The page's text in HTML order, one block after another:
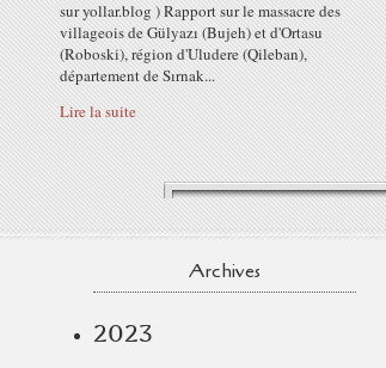
sur yollar.blog ) Rapport sur le massacre des
villageois de Gülyazı (Bujeh) et d'Ortasu
(Roboski), région d'Uludere (Qileban),
département de Sırnak...
Lire la suite
Archives
2023